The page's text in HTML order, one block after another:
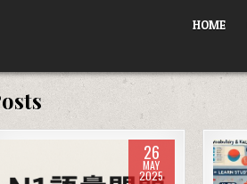
HOME
26
MAY
2025